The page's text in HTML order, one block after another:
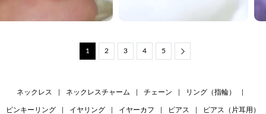
1 2 3 4 5
ネックレス ネックレスチャーム チェーン リング（指輪）
ピンキーリング イヤリング イヤーカフ ピアス ピアス（片耳用）